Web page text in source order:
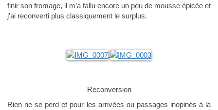
finir son fromage, il m’a fallu encore un peu de mousse épicée et
j’ai reconverti plus classiquement le surplus.
Reconversion
Rien ne se perd et pour les arrivées ou passages inopinés à la